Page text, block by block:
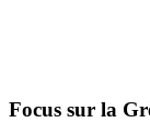
Focus sur la